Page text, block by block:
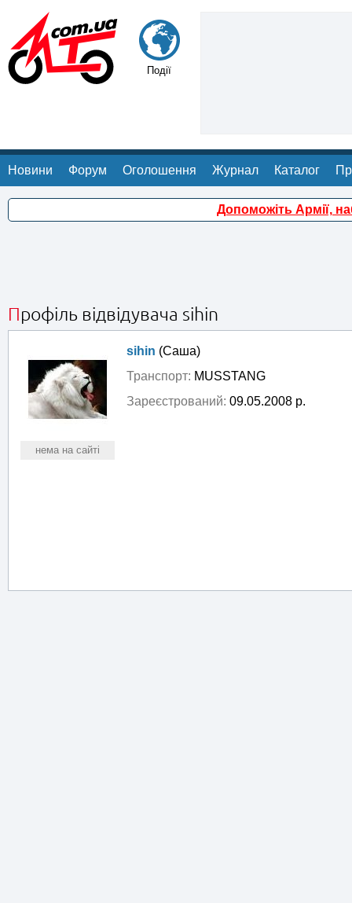
Події
Новини Форум Оголошення Журнал Каталог
Допоможіть Армії,
Профіль відвідувача sihin
нема на сайті
sihin (Саша)
Транспорт: MUSSTANG
Зареєстрований: 09.05.2008 р.